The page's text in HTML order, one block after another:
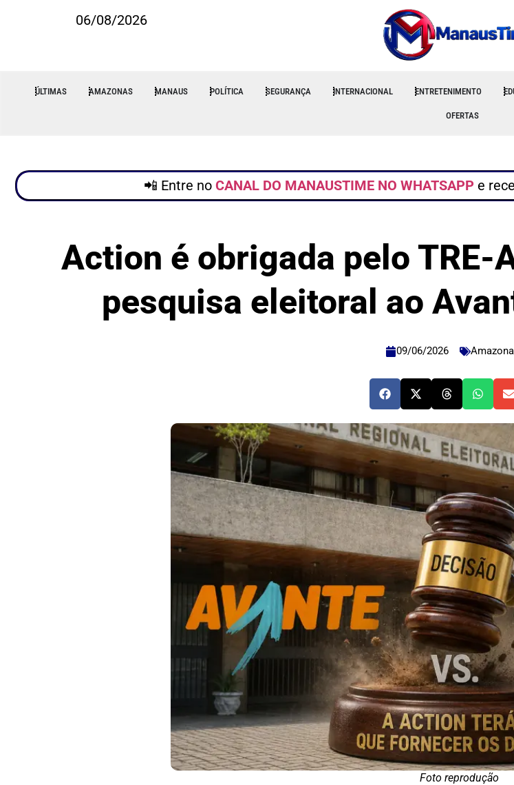
06/08/2026
ÚLTIMAS AMAZONAS MANAUS POLÍTICA SEGURANÇA INTERNACIONAL ENTRETENIMENTO
OFERTAS
📲 Entre no CANAL DO MANAUSTIME NO WHATSAPP e
Action é obrigada pelo TRE-
pesquisa eleitoral ao
09/06/2026
Foto reprodução